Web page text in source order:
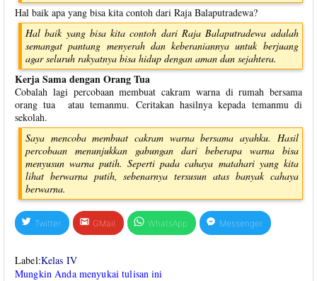
Hal baik apa yang bisa kita contoh dari Raja Balaputradewa?
Hal baik yang bisa kita contoh dari Raja Balaputradewa adalah
semangat pantang menyerah dan keberaniannya untuk berjuang
agar seluruh rakyatnya bisa hidup dengan aman dan sejahtera.
Kerja Sama dengan Orang Tua
Cobalah lagi percobaan membuat cakram warna di rumah bersama
orang tua atau temanmu. Ceritakan hasilnya kepada temanmu di
sekolah.
Saya mencoba membuat cakram warna bersama ayahku. Hasil
percobaan menunjukkan gabungan dari beberapa warna bisa
menyusun warna putih. Seperti pada cahaya matahari yang kita
lihat berwarna putih, sebenarnya tersusun atas banyak cahaya
berwarna.
Twitter GMail WhatsApp Messenger
Label:Kelas IV
Mungkin Anda menyukai tulisan ini